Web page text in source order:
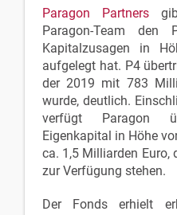
Paragon Partners
Paragon-Team
Kapitalzusagen in
aufgelegt hat. P4
der 2019 mit 783
wurde, deutlich.
verfügt Paragon
Eigenkapital in Höhe
ca. 1,5 Milliarden Euro,
zur Verfügung stehen.
Der Fonds erhielt